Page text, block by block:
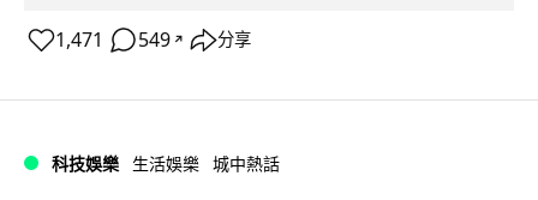
1,471 549 ↗ 分享
科技娛樂 生活娛樂 城中熱話